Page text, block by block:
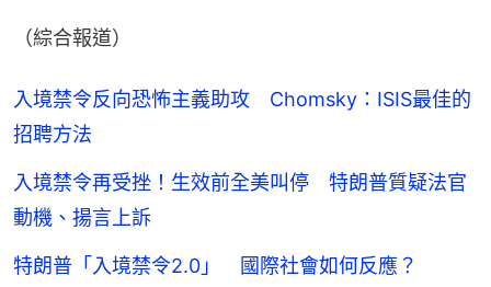
（綜合報道）
入境禁令反向恐怖主義助攻 Chomsky：ISIS最佳的
招聘方法
入境禁令再受挫！生效前全美叫停 特朗普質疑法官
動機、揚言上訴
特朗普「入境禁令2.0」 國際社會如何反應？